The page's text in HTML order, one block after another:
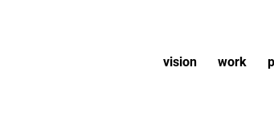
vision work